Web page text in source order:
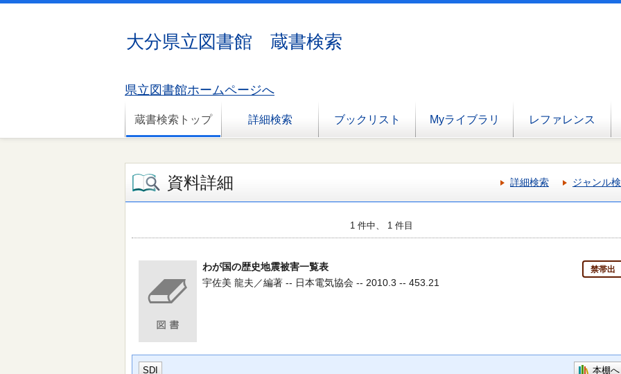
大分県立図書館 蔵書検索
県立図書館ホームページへ
蔵書検索トップ 詳細検索 ブックリスト Myライブラリ レファレンス
資料詳細 詳細検索 ジャンル
1 件中、 1 件目
わが国の歴史地震被害一覧表 禁帯出
宇佐美 龍夫／編著 -- 日本電気協会 -- 2010.3 -- 453.21
SDI 本棚へ